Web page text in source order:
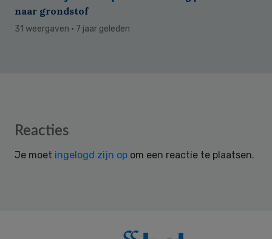
naar grondstof
31 weergaven · 7 jaar geleden
Reader
Reacties
Je moet ingelogd zijn op om een reactie te plaatsen.